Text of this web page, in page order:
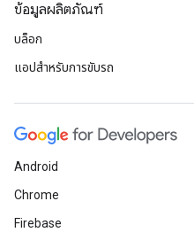
ข้อมูลผลิตภัณฑ์
บล็อก
แอปสำหรับการขับรถ
Android
Chrome
Firebase